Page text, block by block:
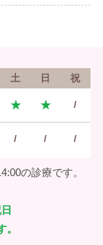
土 日
祝
★ ★ /
/ / /
の診療です。